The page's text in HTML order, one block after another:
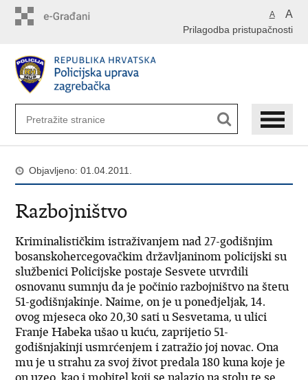
A A
Prilagodba pristupačnosti
Objavljeno: 01.04.2011.
Razbojništvo
Kriminalističkim istraživanjem nad 27-godišnjim
bosanskohercegovačkim državljaninom policijski su
službenici Policijske postaje Sesvete utvrdili
osnovanu sumnju da je počinio razbojništvo na štetu
51-godišnjakinje. Naime, on je u ponedjeljak, 14.
ovog mjeseca oko 20,30 sati u Sesvetama, u ulici
Franje Habeka ušao u kuću, zaprijetio 51-
godišnjakinji usmrćenjem i zatražio joj novac. Ona
mu je u strahu za svoj život predala 180 kuna koje je